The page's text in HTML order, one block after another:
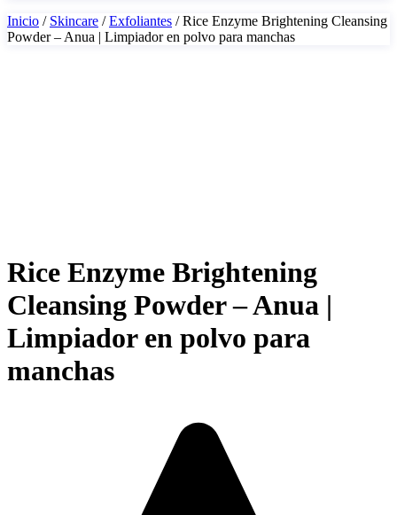
Inicio / Skincare /Exfoliantes / Rice Enzyme Brightening Cleansing
Powder – Anua | Limpiador en polvo para manchas
Rice Enzyme Brightening
Cleansing Powder – Anua |
Limpiador en polvo para
manchas